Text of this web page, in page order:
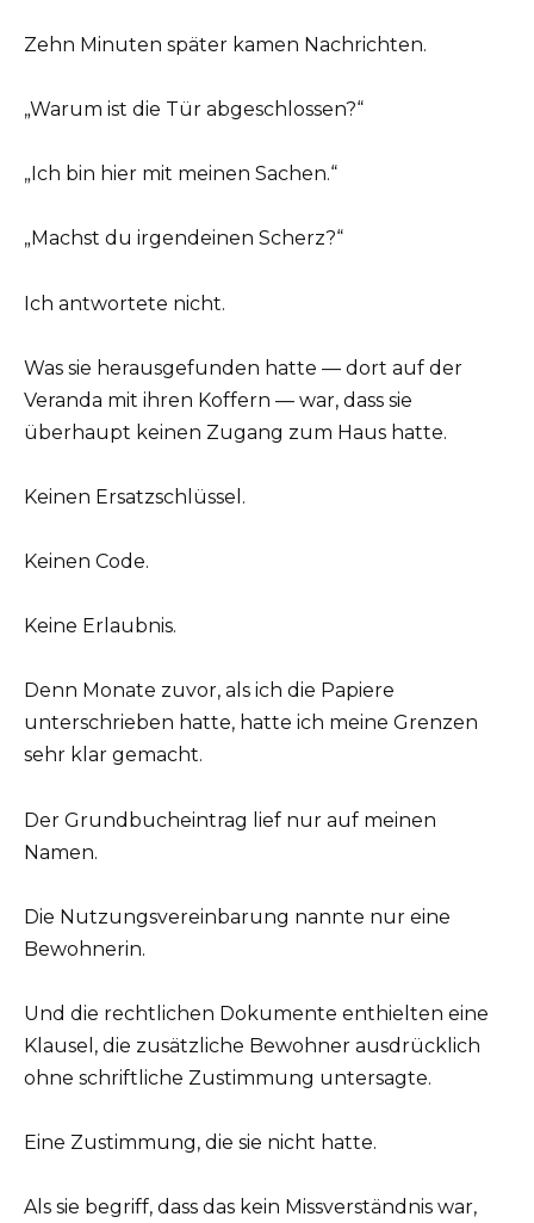
Zehn Minuten später kamen Nachrichten.
„Warum ist die Tür abgeschlossen?“
„Ich bin hier mit meinen Sachen.“
„Machst du irgendeinen Scherz?“
Ich antwortete nicht.
Was sie herausgefunden hatte — dort auf der
Veranda mit ihren Koffern — war, dass sie
überhaupt keinen Zugang zum Haus hatte.
Keinen Ersatzschlüssel.
Keinen Code.
Keine Erlaubnis.
Denn Monate zuvor, als ich die Papiere
unterschrieben hatte, hatte ich meine Grenzen
sehr klar gemacht.
Der Grundbucheintrag lief nur auf meinen
Namen.
Die Nutzungsvereinbarung nannte nur eine
Bewohnerin.
Und die rechtlichen Dokumente enthielten eine
Klausel, die zusätzliche Bewohner ausdrücklich
ohne schriftliche Zustimmung untersagte.
Eine Zustimmung, die sie nicht hatte.
Als sie begriff, dass das kein Missverständnis war,